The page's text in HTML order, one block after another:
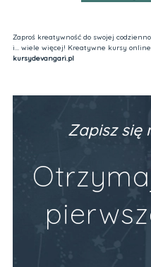
Zaproś kreatywność do swojej
i... wiele więcej! Kreatywne kursy
kursydevangari.pl
Zapisz się